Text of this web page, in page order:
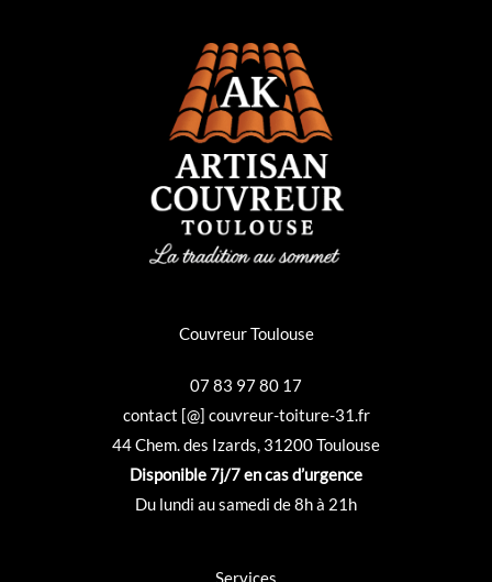
Couvreur Toulouse
07 83 97 80 17
contact [@] couvreur-toiture-31.fr
44 Chem. des Izards, 31200 Toulouse
Disponible 7j/7 en cas d’urgence
Du lundi au samedi de 8h à 21h
Services